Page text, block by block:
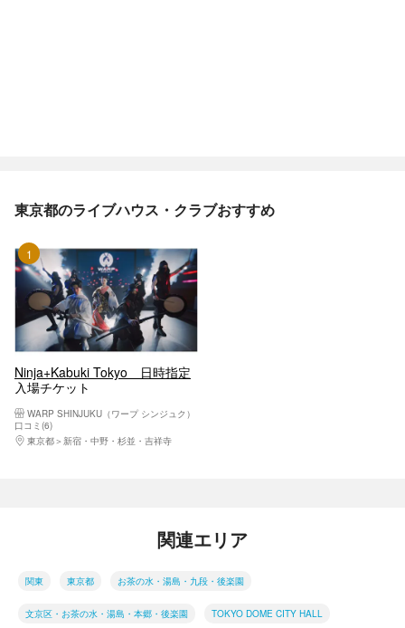
東京都のライブハウス・クラブおすすめ
1位
Ninja+Kabuki Tokyo 日時指定
入場チケット
WARP SHINJUKU（ワープ シンジュク）
口コミ(6)
東京都
新宿・中野・杉並・吉祥寺
関連エリア
関東 東京都 お茶の水・湯島・九段・後楽園
文京区・お茶の水・湯島・本郷・後楽園 TOKYO DOME CITY HALL